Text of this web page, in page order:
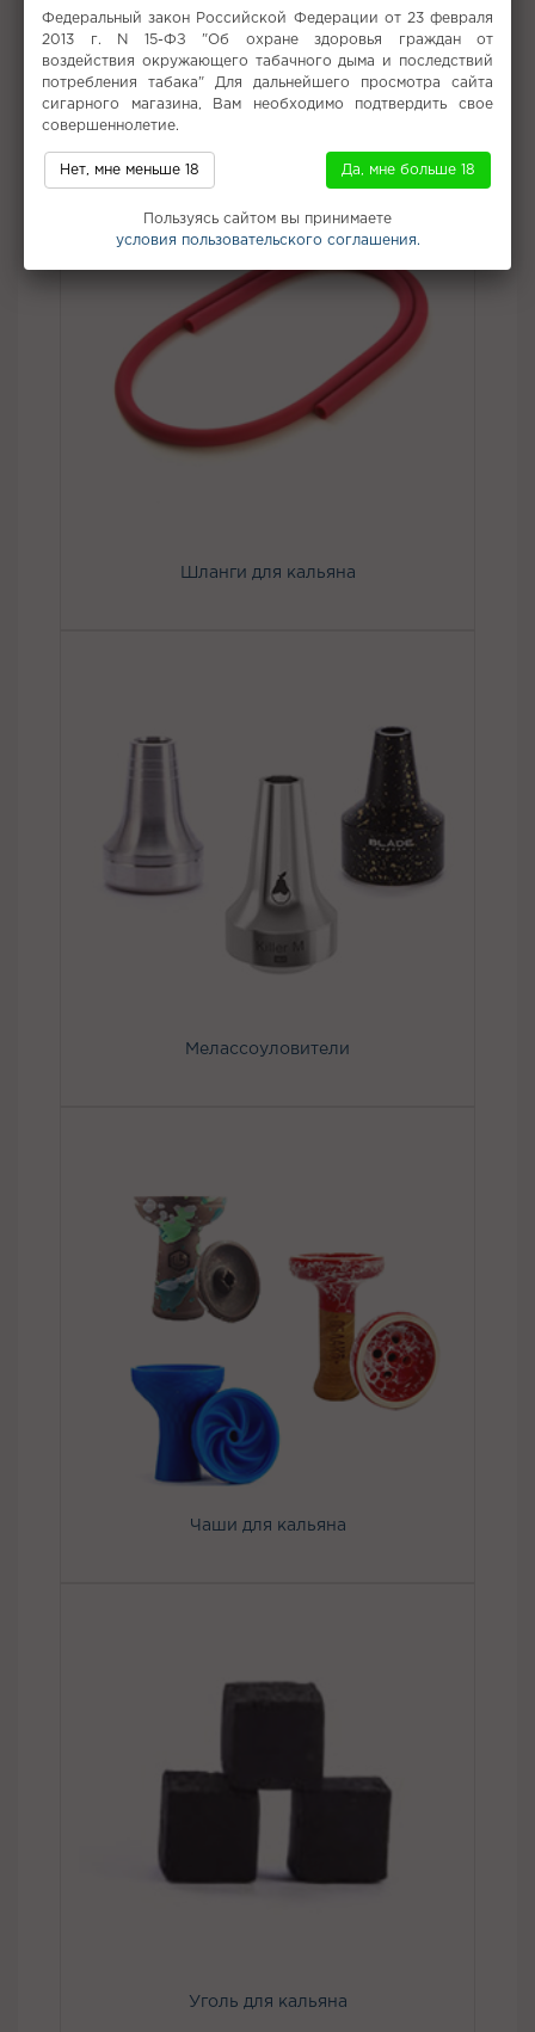
заказать доставку прямо к вашей двери. Наслаждайтесь
каждым моментом курения с кальяном АРТ - ALF-1 Red,
который станет настоящим украшением любой компании.
Не забудьте купить
Шланги для кальяна
Мелассоуловители
Чаши для кальяна
Уголь для кальяна
Федеральный закон Российской Федерации от 23 февраля
2013 г. N 15-ФЗ "Об охране здоровья граждан от
воздействия окружающего табачного дыма и последствий
потребления табака" Для дальнейшего просмотра сайта
сигарного магазина, Вам необходимо подтвердить свое
совершеннолетие.
Нет, мне меньше 18 Да, мне больше 18
Пользуясь сайтом вы принимаете
условия пользовательского соглашения.